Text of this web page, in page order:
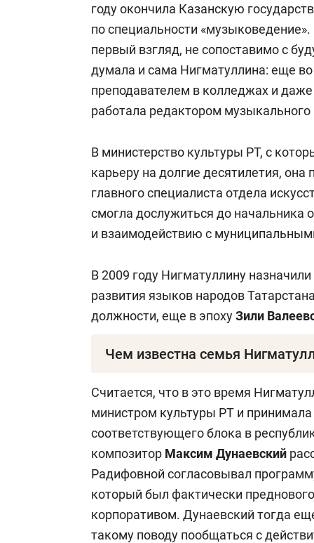
году окончила Казанскую
по специальности
первый взгляд, не сопоставимо с
думала и сама Нигматуллина: еще
преподавателем в колледжах и
работала редактором
В министерство культуры РТ, с
карьеру на долгие десятилетия,
главного специалиста отдела
смогла дослужиться до начальника
и взаимодействию с
В 2009 году Нигматуллину
развития языков народов
должности, еще в эпохуЗили
Чем известна семья
культуры Татарстана и известным
Ганиеву 58 лет. К слову, его отец —
татарский ученый-филолог,
сохранения и развития татарского
несколько русско-татарских
заслуженного деятеля науки
возрасте 85 лет.
Считается, что в это время
министром культуры РТ и
соответствующего блока в
композитор Максим Дунаевский
Радифовной согласовывал
который был фактически
корпоративом. Дунаевский тогда
такому поводу пообщаться с